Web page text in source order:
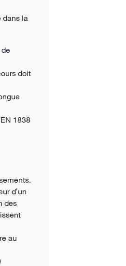
dans la
doit
1838
dʼun
des
au